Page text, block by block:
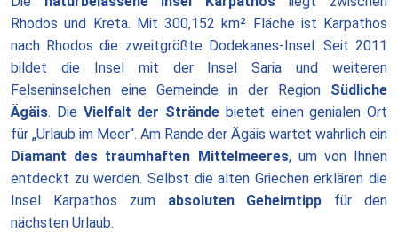
Rhodos und Kreta. Mit 300,152 km² Fläche ist Karpathos
nach Rhodos die zweitgrößte Dodekanes-Insel. Seit 2011
bildet die Insel mit der Insel Saria und weiteren
Felseninselchen eine Gemeinde in der Region Südliche
Ägäis. Die Vielfalt der Strände bietet einen genialen Ort
für „Urlaub im Meer“. Am Rande der Ägäis wartet wahrlich ein
Diamant des traumhaften Mittelmeeres, um von Ihnen
entdeckt zu werden. Selbst die alten Griechen erklären die
Insel Karpathos zum absoluten Geheimtipp für den
nächsten Urlaub.